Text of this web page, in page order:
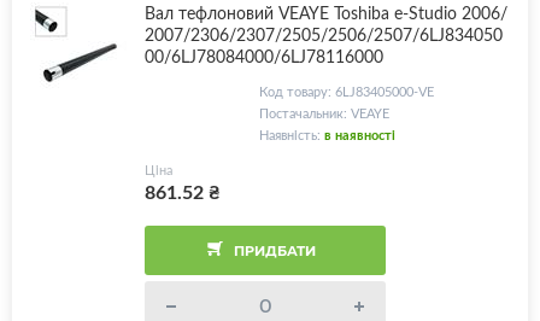
Вал тефлоновий VEAYE Toshiba e-Studio 2006/
2007/2306/2307/2505/2506/2507/6LJ834050
00/6LJ78084000/6LJ78116000
Код товару: 6LJ83405000-VE
Постачальник: VEAYE
Наявність: в наявності
Ціна
861.52₴
ПРИДБАТИ